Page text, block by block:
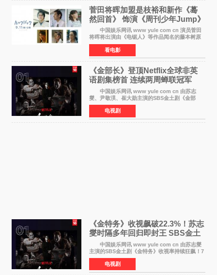
菅田将晖加盟是枝裕和新作《蓦
然回首》 饰演《周刊少年Jump》
编辑
中国娱乐网讯 www yule com cn 演员菅田
将晖将出演由《电锯人》等作品闻名的藤本树原
作漫画改编的电影《蓦然回首》（是枝裕和导
演）。菅田饰演的角色是初中时代两位主人公带
着完成的作品前去
看电影
《金部长》登顶Netflix全球非英
语剧集榜首 连续两周蝉联冠军
中国娱乐网讯 www yule com cn 由苏志
燮、尹敬淏、崔大勋主演的SBS金土剧《金部
长》持续席卷全球，收获海内外观众热烈反
响。 15日，据Netflix官方排行榜网站Tudum
公布的数据，SBS金土剧《
电视剧
《金特务》收视飙破22.3%！苏志
燮时隔多年回归即封王 SBS金土
剧新纪录诞生
中国娱乐网讯 www yule com cn 由苏志燮
主演的SBS金土剧《金特务》收视率持续狂飙！7
月11日播出的第6集全国平均收视率高达22 3%，
瞬间最高更冲上26 4%，不仅再度刷新自身纪
录，更稳坐同时段
电视剧